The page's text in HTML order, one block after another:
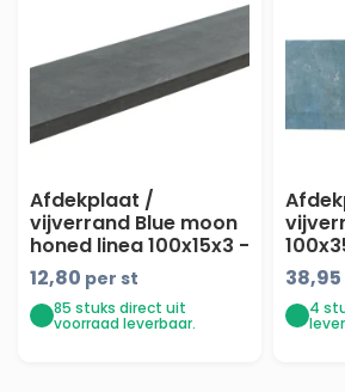
Afdekplaat /
vijverrand Blue moon
honed linea 100x15x3 -
maandprijs
12,80 per st
85 stuks direct uit
voorraad leverbaar.
facet
38,95
4